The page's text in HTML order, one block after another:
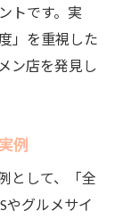
トです。実
」を重視した
ン店を発見し
例
として、「全
やグルメサイ